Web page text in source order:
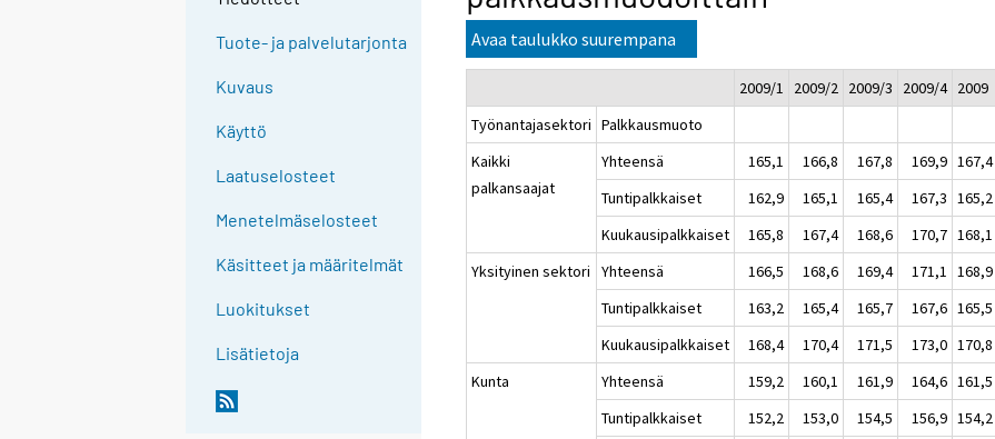
Tuote- ja palvelutarjonta
Kuvaus
Käyttö
Laatuselosteet
Menetelmäselosteet
Käsitteet ja määritelmät
Luokitukset
Lisätietoja
Avaa taulukko suurempana
2009/1 2009/2 2009/3 2009/4 2009
Työnantajasektori Palkkausmuoto
Kaikki
palkansaajat
Yhteensä 165,1 166,8 167,8 169,9 167,4
Tuntipalkkaiset
162,9 165,1 165,4 167,3 165,2
Kuukausipalkkaiset
165,8 167,4 168,6 170,7 168,1
Yksityinen sektori
Yhteensä 166,5 168,6 169,4 171,1 168,9
Tuntipalkkaiset
163,2 165,4 165,7 167,6 165,5
Kuukausipalkkaiset
168,4 170,4 171,5 173,0 170,8
Kunta
Yhteensä 159,2 160,1 161,9 164,6 161,5
Tuntipalkkaiset
152,2 153,0 154,5 156,9 154,2